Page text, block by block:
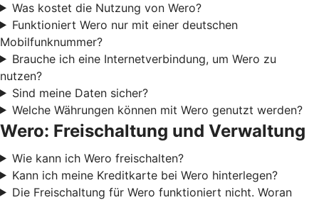
Was kostet die Nutzung von Wero?
Funktioniert Wero nur mit einer deutschen
Mobilfunknummer?
Brauche ich eine Internetverbindung, um Wero zu
nutzen?
Sind meine Daten sicher?
Welche Währungen können mit Wero genutzt werden?
Wero: Freischaltung und Verwaltung
Wie kann ich Wero freischalten?
Kann ich meine Kreditkarte bei Wero hinterlegen?
Die Freischaltung für Wero funktioniert nicht. Woran